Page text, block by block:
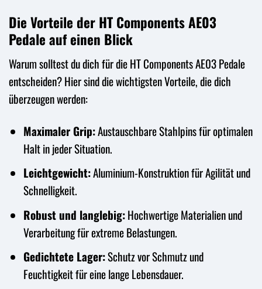
Die Vorteile der HT Components AE03
Pedale auf einen Blick
Warum solltest du dich für die HT Components AE03 Pedale
entscheiden? Hier sind die wichtigsten Vorteile, die dich
überzeugen werden:
Maximaler Grip:Austauschbare Stahlpins für optimalen
Halt in jeder Situation.
Leichtgewicht:Aluminium-Konstruktion für Agilität und
Schnelligkeit.
Robust und langlebig:Hochwertige Materialien und
Verarbeitung für extreme Belastungen.
Gedichtete Lager:Schutz vor Schmutz und
Feuchtigkeit für eine lange Lebensdauer.